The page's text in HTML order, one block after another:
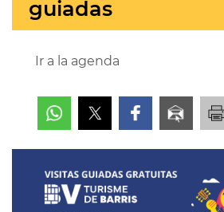
guiadas
Ir a la agenda